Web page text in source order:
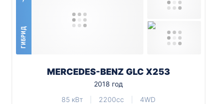
ГИБРИД
MERCEDES-BENZ GLC X253
2018 год
85 кВт
2200cc 4WD